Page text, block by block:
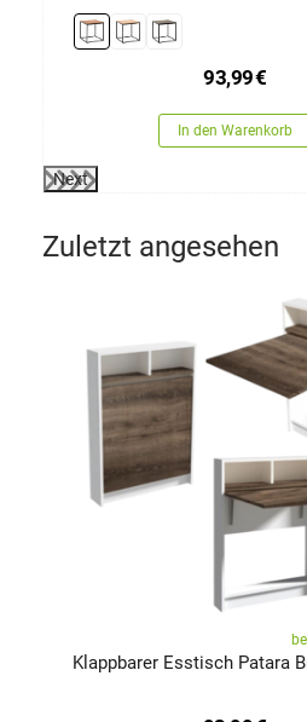
93,99€
In den Warenkorb
Next
Zuletzt angesehen
Klappbarer Esstisch Patara